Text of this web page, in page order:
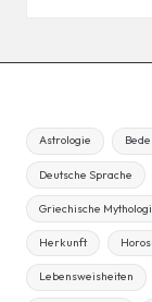
Astrologie
Deutsche Sprache
Griechische
Herkunft
Lebensweisheiten